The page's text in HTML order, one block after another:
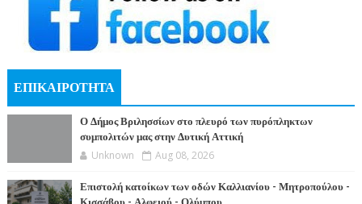
ΕΠΙΚΑΙΡΟΤΗΤΑ
Ο Δήμος Βριλησσίων στο πλευρό των πυρόπληκτων
συμπολιτών μας στην Δυτική Αττική
Unknown Aug 08, 2026
Επιστολή κατοίκων των οδών Καλλιανίου - Μητροπούλου -